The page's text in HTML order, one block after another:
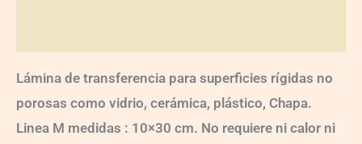
Lámina de transferencia para superficies rígidas no
porosas como vidrio, cerámica, plástico, Chapa.
Linea M medidas : 10×30 cm. No requiere ni calor ni